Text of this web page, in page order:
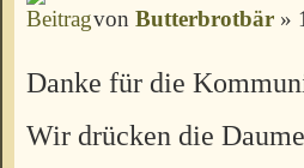
von Butterbrotbär »
Danke für die
Wir drücken die